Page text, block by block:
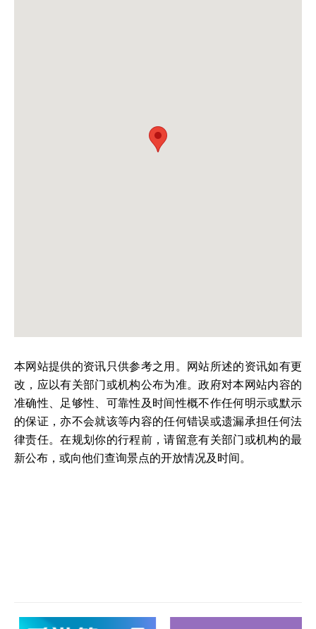
本网站提供的资讯只供参考之用。网站所述的资讯如有更
改，应以有关部门或机构公布为准。政府对本网站内容的
准确性、足够性、可靠性及时间性概不作任何明示或默示
的保证，亦不会就该等内容的任何错误或遗漏承担任何法
律责任。在规划你的行程前，请留意有关部门或机构的最
新公布，或向他们查询景点的开放情况及时间。